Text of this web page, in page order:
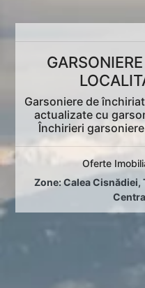
Garsoniere de
actualizate cu
Închirieri
Oferte
Zone:Calea Cisnădiei,